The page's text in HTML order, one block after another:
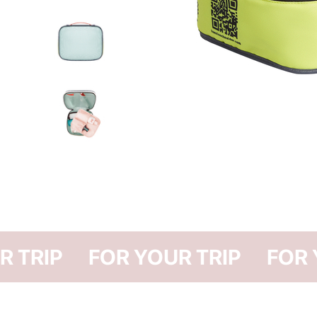
YOUR TRIP FOR YOUR TRIP